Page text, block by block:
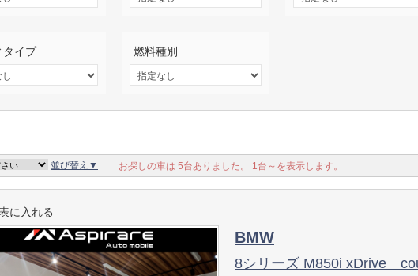
タイプ 燃料種別
並び替え▼ お探しの車は 5台ありました。 1台～を表示します。
に入れる
BMW
8シリーズ M850i xDrive